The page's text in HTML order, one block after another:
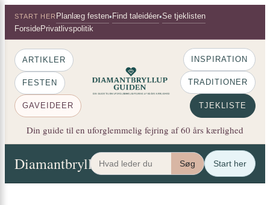
Spring
indhold
START HER Planlæg festen• Find taleidéer•Se tjeklisten
ForsidePrivatlivspolitik
ARTIKLER
FESTEN
GAVEIDEER
INSPIRATION
TRADITIONER
TJEKLISTE
Din guide til en uforglemmelig fejring af 60 års kærlighed
Diamantbryllup Guiden Artikler Festen
Søg Start her